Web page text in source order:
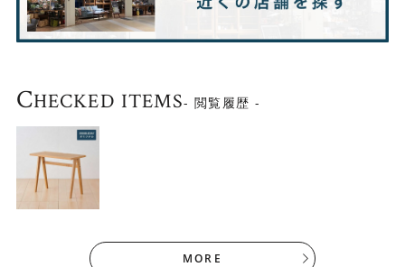
シーンに応じて様々な用途で使えます
が、こちらのデスクは様々な用途に使ってもらえるよう
に、サイズ感と軽さにこだわって作られています。約9kg
と軽量なので簡単に持ち運ぶことができます。
たとえば「友人を家に招いてパーティー」や「今夜はお
鍋」といった、普段お使いのテーブルでは少しスペースが
えるサイズ感が魅力です。
CHECKED ITEMS- 閲覧履歴 -
MORE